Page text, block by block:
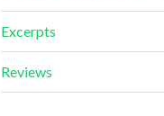
Excerpts
Reviews